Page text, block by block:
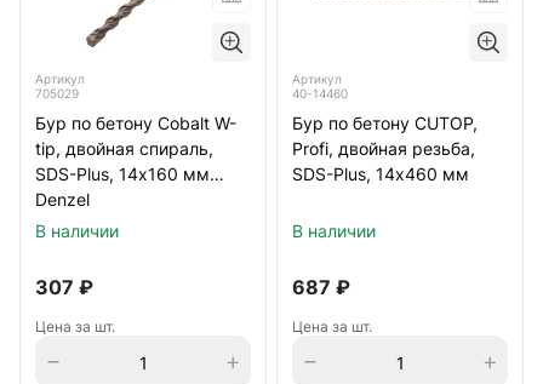
Артикул
705029
Бур по бетону Cobalt W-
tip, двойная спираль,
SDS-Plus, 14х160 мм
Denzel
В наличии
307 ₽
Цена за шт.
Артикул
40-14460
Бур по бетону CUTOP,
Profi, двойная резьба,
SDS-Plus, 14х460 мм
В наличии
687 ₽
Цена за шт.